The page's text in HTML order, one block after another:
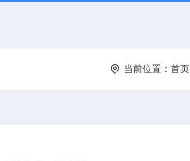
当前位置： 首页